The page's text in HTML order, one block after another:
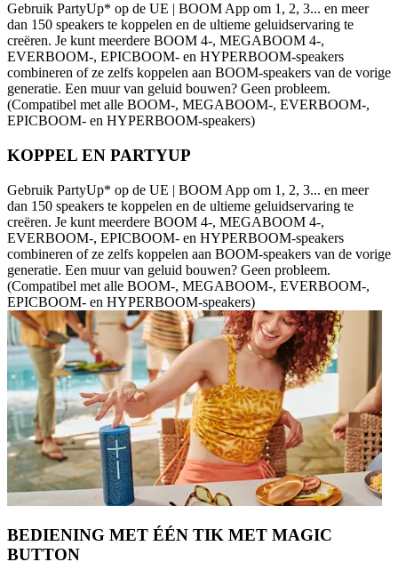
Gebruik PartyUp* op de UE | BOOM App om 1, 2, 3... en meer
dan 150 speakers te koppelen en de ultieme geluidservaring te
creëren. Je kunt meerdere BOOM 4-, MEGABOOM 4-,
EVERBOOM-, EPICBOOM- en HYPERBOOM-speakers
combineren of ze zelfs koppelen aan BOOM-speakers van de vorige
generatie. Een muur van geluid bouwen? Geen probleem.
(Compatibel met alle BOOM-, MEGABOOM-, EVERBOOM-,
EPICBOOM- en HYPERBOOM-speakers)
KOPPEL EN PARTYUP
Gebruik PartyUp* op de UE | BOOM App om 1, 2, 3... en meer
dan 150 speakers te koppelen en de ultieme geluidservaring te
creëren. Je kunt meerdere BOOM 4-, MEGABOOM 4-,
EVERBOOM-, EPICBOOM- en HYPERBOOM-speakers
combineren of ze zelfs koppelen aan BOOM-speakers van de vorige
generatie. Een muur van geluid bouwen? Geen probleem.
(Compatibel met alle BOOM-, MEGABOOM-, EVERBOOM-,
EPICBOOM- en HYPERBOOM-speakers)
BEDIENING MET ÉÉN TIK MET MAGIC
BUTTON